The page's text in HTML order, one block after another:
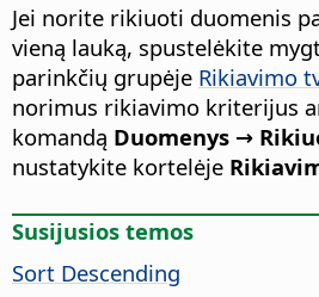
Jei norite rikiuoti duomenis
vieną lauką, spustelėkite
parinkčių grupėje Rikiavimo
norimus rikiavimo kriterijus
komandą Duomenys →
nustatykite kortelėje
Susijusios temos
Sort Descending